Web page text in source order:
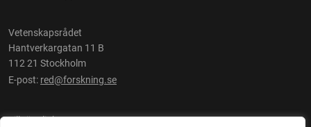
Vetenskapsrådet
Hantverkargatan 11 B
112 21 Stockholm
E-post: red@forskning.se
Tillgänglighet